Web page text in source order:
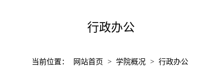
行政办公
当前位置： 网站首页 > 学院概况 > 行政办公